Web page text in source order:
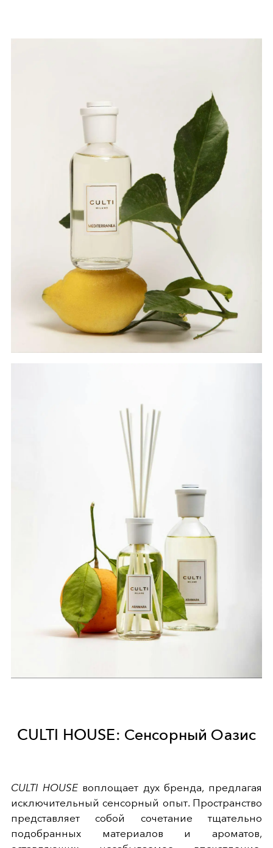
CULTI HOUSE: Сенсорный Оазис
CULTI HOUSEвоплощает дух бренда, предлагая
исключительный сенсорный опыт. Пространство
представляет собой сочетание тщательно
подобранных материалов и ароматов,